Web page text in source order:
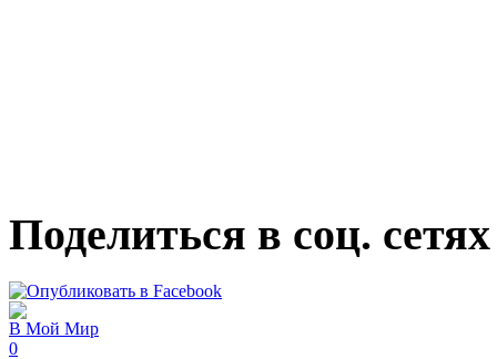
Поделиться в соц. сетях
В Мой Мир
0